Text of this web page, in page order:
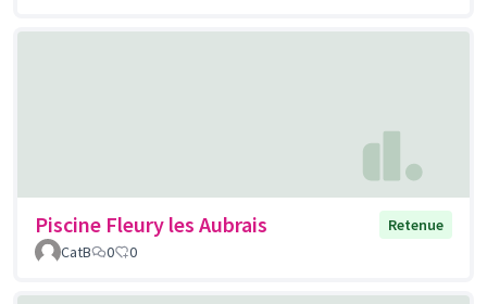
Piscine Fleury les Aubrais
Retenue
CatB
0 0